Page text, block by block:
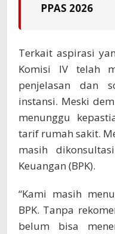
PPAS 2026
Terkait aspirasi
Komisi IV telah
penjelasan dan
instansi. Meski
menunggu
tarif rumah sakit.
masih
Keuangan (BPK).
“Kami masih
BPK. Tanpa
belum bisa